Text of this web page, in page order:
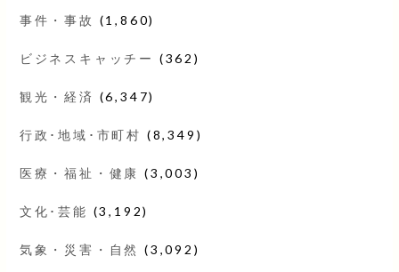
事件・事故 (1,860)
ビジネスキャッチー (362)
観光・経済 (6,347)
行政･地域･市町村 (8,349)
医療・福祉・健康 (3,003)
文化･芸能 (3,192)
気象・災害・自然 (3,092)